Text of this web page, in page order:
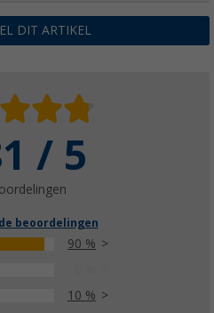
DIT ARTIKEL
/ 5
beoordelingen
90 %
10 %